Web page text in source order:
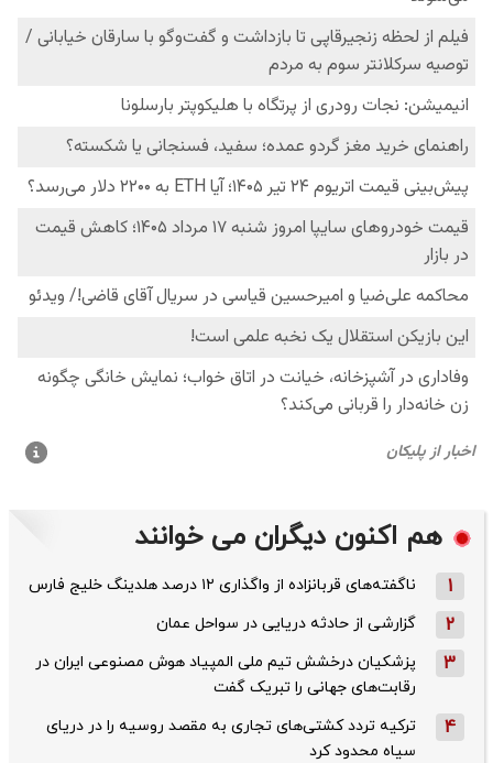
هم اکنون دیگران می خوانند
1 ناگفته‌های قربانزاده از واگذاری ۱۲ درصد هلدینگ خلیج فارس
2 گزارشی از حادثه دریایی در سواحل عمان
3
پزشکیان درخشش تیم ملی المپیاد هوش مصنوعی ایران در
رقابت‌های جهانی را تبریک گفت
4
ترکیه تردد کشتی‌های تجاری به مقصد روسیه را در دریای
سیاه محدود کرد